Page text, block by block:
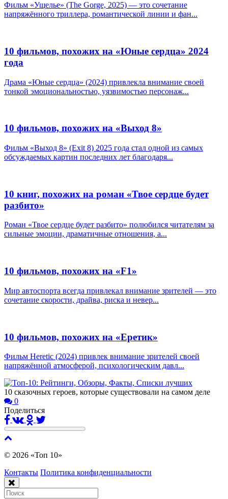
Фильм «Ущелье» (The Gorge, 2025) — это сочетание
напряжённого триллера, романтической линии и фан...
10 фильмов, похожих на «Юные сердца» 2024
года
Драма «Юные сердца» (2024) привлекла внимание своей
тонкой эмоциональностью, уязвимостью персонаж...
10 фильмов, похожих на «Выход 8»
Фильм «Выход 8» (Exit 8) 2025 года стал одной из самых
обсуждаемых картин последних лет благодаря...
10 книг, похожих на роман «Твое сердце будет
разбито»
Роман «Твое сердце будет разбито» полюбился читателям за
сильные эмоции, драматичные отношения, а...
10 фильмов, похожих на «F1»
Мир автоспорта всегда привлекал внимание зрителей — это
сочетание скорости, драйва, риска и невер...
10 фильмов, похожих на «Еретик»
Фильм Heretic (2024) привлек внимание зрителей своей
напряжённой атмосферой, психологическим давл...
10 сказочных героев, которые существовали на самом деле
0
Поделиться
© 2026 «Топ 10»
Контакты Политика конфиденциальности